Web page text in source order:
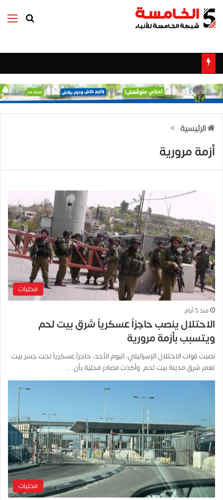
بحث عن
الرئيسية >
أزمة مرورية
محليات
منذ 5 أيام
الاحتلال ينصب حاجزاً عسكرياً شرق بيت لحم
ويتسبب بأزمة مرورية
نصبت قوات الاحتلال الإسرائيلي، اليوم الأحد، حاجزاً عسكرياً تحت جسر بيت
تعمر شرق مدينة بيت لحم. وأكدت مصادر محلية بأن…
محليات